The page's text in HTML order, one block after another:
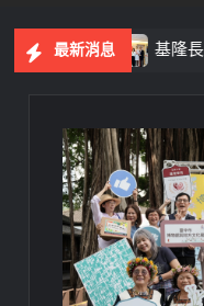
最新消息
基隆長庚成立